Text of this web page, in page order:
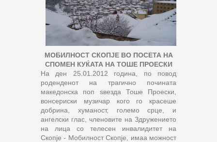
МОБИЛНОСТ СКОПЈЕ ВО ПОСЕТА НА
СПОМЕН КУЌАТА НА ТОШЕ ПРОЕСКИ
На ден 25.01.2012 година, по повод
роденденот на трагично почината
македонска поп ѕвезда Тоше Проески,
вонсериски музичар кого го красеше
добрина, хуманост, големо срце, и
ангелски глас, членовите на Здружението
на лица со телесен инвалидитет на
Скопје - Мобилност Скопје, имаа можност